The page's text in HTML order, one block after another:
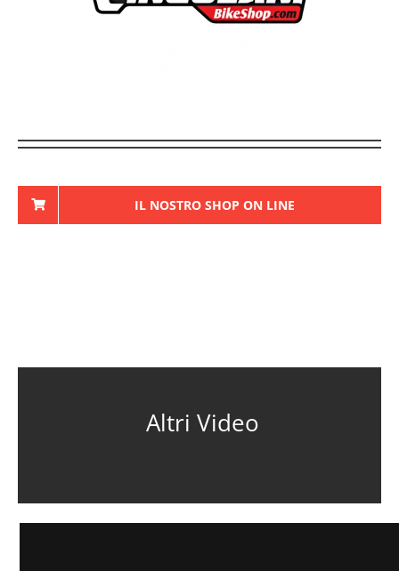
IL NOSTRO SHOP ON LINE
Altri Video